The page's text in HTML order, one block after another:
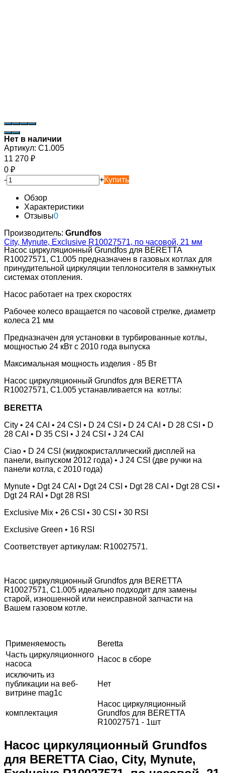
Нет в наличии
Артикул: C1.005
11 270 ₽
0 ₽
-
+Купить
Обзор
Характеристики
Отзывы0
Производитель: Grundfos
Насос циркуляционный Grundfos для BERETTA
R10027571, C1.005 предназначен в газовых котлах для
принудительной циркуляции теплоносителя в замкнутых
системах отопления.
Насос работает на трех скоростях
Рабочее колесо вращается по часовой стрелке, диаметр
колеса 21 мм
Предназначен для установки в турбированные котлы,
мощностью 24 кВт с 2010 года выпуска
Максимальная мощность изделия - 85 Вт
Насос циркуляционный Grundfos для BERETTA
R10027571, C1.005 устанавливается на котлы:
BERETTA
City • 24 CAI • 24 CSI • D 24 CSI • D 24 CAI • D 28 CSI • D
28 CAI • D 35 CSI • J 24 CSI • J 24 CAI
Ciao • D 24 CSI (жидкокристаллический дисплей на
панели, выпуском 2012 года) • J 24 CSI (две ручки на
панели котла, с 2010 года)
Mynute • Dgt 24 CAI • Dgt 24 CSI • Dgt 28 CAI • Dgt 28 CSI •
Dgt 24 RAI • Dgt 28 RSI
Exclusive Mix • 26 CSI • 30 CSI • 30 RSI
Exclusive Green • 16 RSI
Соответствует артикулам: R10027571.
Насос циркуляционный Grundfos для BERETTA
R10027571, C1.005 идеально подходит для замены
старой, изношенной или неисправной запчасти на
Вашем газовом котле.
Применяемость
Beretta
Часть циркуляционного
насоса
Насос в сборе
исключить из
публикации на веб-
витрине mag1c
Нет
комплектация
Насос циркуляционный
Grundfos для BERETTA
R10027571 - 1шт
Насос циркуляционный Grundfos
для BERETTA Ciao, City, Mynute,